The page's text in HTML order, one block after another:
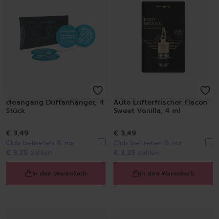
Geschirrtücher
Spülzubehör
Autopflege
Innenraum | Cockpit
Außen | Lack
Felgen | Reifen |
Auto Shampoo
Schuhpflege
Schuhbürsten
Schuhcreme
Schuhimprägnierung
cleangang Duftanhänger, 4
Stück
€ 3,49
In den Warenkorb
Auto Lufterfrischer Flacon
Sweet Vanilla, 4 ml
€ 3,49
In den Warenkorb